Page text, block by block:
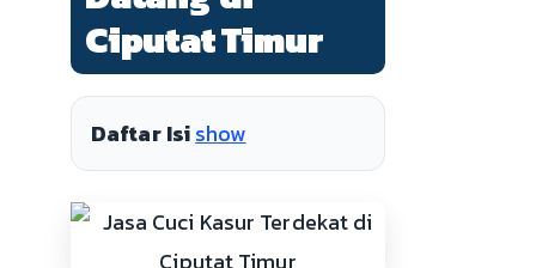
Ciputat Timur
Daftar Isishow